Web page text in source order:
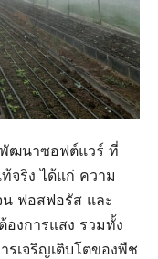
พัฒนาซอฟต์แวร์ ที่
จริง ได้แก่ ความ
น ฟอสฟอรัส และ
งการแสง รวมทั้ง
เจริญเติบโตของพืช